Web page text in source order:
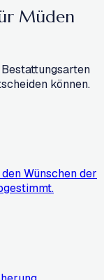
Müden
können.
Wünschen der